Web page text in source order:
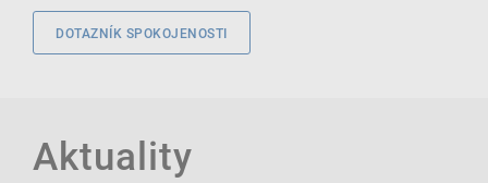
DOTAZNÍK SPOKOJENOSTI
Aktuality